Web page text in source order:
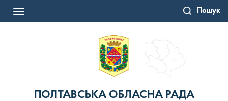
Пошук
Toggle
ПОЛТАВСЬКА ОБЛАСНА РАДА